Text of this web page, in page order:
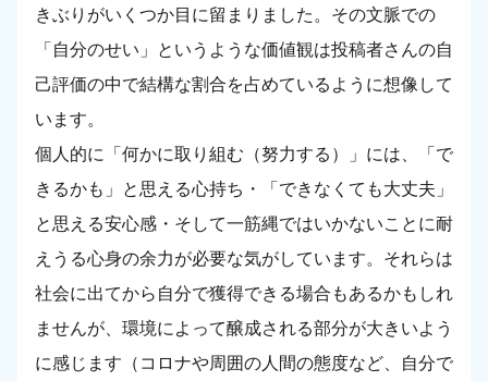
きぶりがいくつか目に留まりました。その文脈での
「自分のせい」というような価値観は投稿者さんの自
己評価の中で結構な割合を占めているように想像して
います。
個人的に「何かに取り組む（努力する）」には、「で
きるかも」と思える心持ち・「できなくても大丈夫」
と思える安心感・そして一筋縄ではいかないことに耐
えうる心身の余力が必要な気がしています。それらは
社会に出てから自分で獲得できる場合もあるかもしれ
ませんが、環境によって醸成される部分が大きいよう
に感じます（コロナや周囲の人間の態度など、自分で